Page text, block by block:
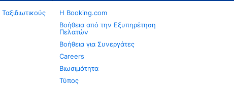
Η Booking.com
Βοήθεια από την Εξυπηρέτηση
Πελατών
Βοήθεια για Συνεργάτες
Careers
Βιωσιμότητα
Τύπος